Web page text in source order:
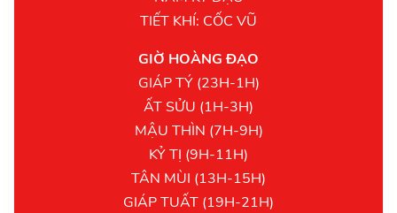
TIẾT KHÍ: CỐC VŨ
GIỜ HOÀNG ĐẠO
GIÁP TÝ (23H-1H)
ẤT SỬU (1H-3H)
MẬU THÌN (7H-9H)
KỶ TỊ (9H-11H)
TÂN MÙI (13H-15H)
GIÁP TUẤT (19H-21H)